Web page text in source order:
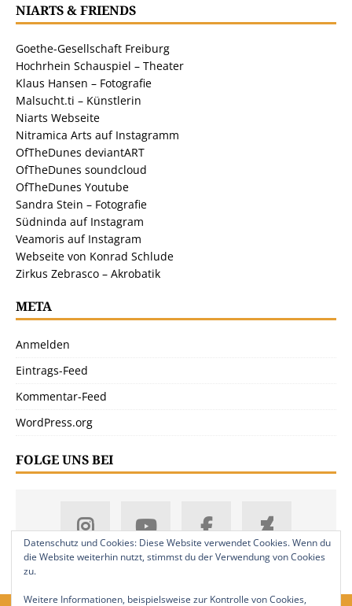
NIARTS & FRIENDS
Goethe-Gesellschaft Freiburg
Hochrhein Schauspiel – Theater
Klaus Hansen – Fotografie
Malsucht.ti – Künstlerin
Niarts Webseite
Nitramica Arts auf Instagramm
OfTheDunes deviantART
OfTheDunes soundcloud
OfTheDunes Youtube
Sandra Stein – Fotografie
Südninda auf Instagram
Veamoris auf Instagram
Webseite von Konrad Schlude
Zirkus Zebrasco – Akrobatik
META
Anmelden
Eintrags-Feed
Kommentar-Feed
WordPress.org
FOLGE UNS BEI
Datenschutz und Cookies: Diese Website verwendet Cookies. Wenn du
die Website weiterhin nutzt, stimmst du der Verwendung von Cookies
zu.
Weitere Informationen, beispielsweise zur Kontrolle von Cookies,